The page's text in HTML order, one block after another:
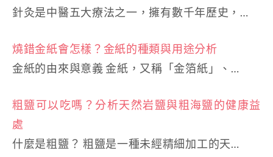
針灸是中醫五大療法之一，擁有數千年歷史，…
燒錯金紙會怎樣？金紙的種類與用途分析
金紙的由來與意義 金紙，又稱「金箔紙」、…
粗鹽可以吃嗎？分析天然岩鹽與粗海鹽的健康益
處
什麼是粗鹽？ 粗鹽是一種未經精細加工的天…